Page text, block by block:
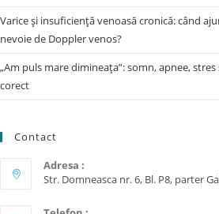
Varice și insuficiență venoasă cronică: când
nevoie de Doppler venos?
„Am puls mare dimineața”: somn, apnee,
corect
Contact
Adresa :
Str. Domneasca nr. 6, Bl. P8, parter